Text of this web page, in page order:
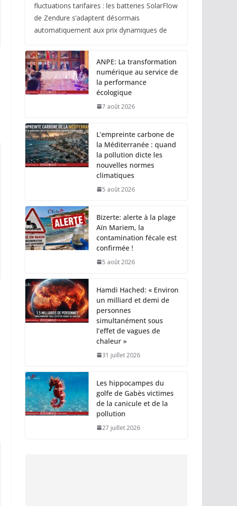
fluctuations tarifaires : les batteries SolarFlow
de Zendure s’adaptent désormais
automatiquement aux prix dynamiques de
ANPE: La transformation
numérique au service de
la performance
écologique
7 août 2026
L’empreinte carbone de
la Méditerranée : quand
la pollution dicte les
nouvelles normes
climatiques
5 août 2026
Bizerte: alerte à la plage
Aïn Mariem, la
contamination fécale est
confirmée !
5 août 2026
Hamdi Hached: « Environ
un milliard et demi de
personnes
simultanément sous
l’effet de vagues de
chaleur »
31 juillet 2026
Les hippocampes du
golfe de Gabès victimes
de la canicule et de la
pollution
27 juillet 2026